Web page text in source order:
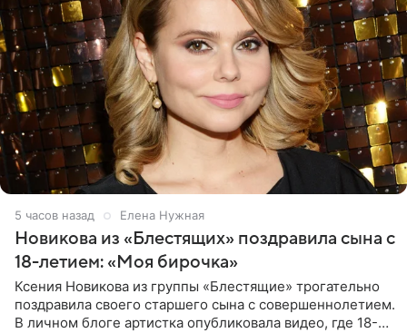
5 часов назад Елена Нужная
Новикова из «Блестящих» поздравила сына с
18-летием: «Моя бирочка»
Ксения Новикова из группы «Блестящие» трогательно
поздравила своего старшего сына с совершеннолетием.
В личном блоге артистка опубликовала видео, где 18-